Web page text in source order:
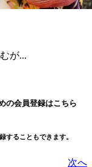
が...
の会員登録はこちら
することもできます。
次へ